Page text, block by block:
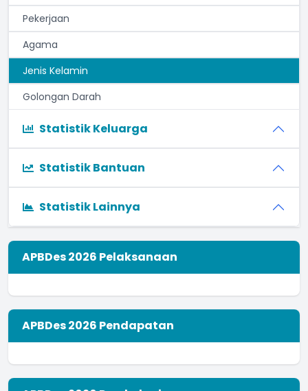
Pekerjaan
Agama
Jenis Kelamin
Golongan Darah
Statistik Keluarga
Statistik Bantuan
Statistik Lainnya
APBDes 2026 Pelaksanaan
APBDes 2026 Pendapatan